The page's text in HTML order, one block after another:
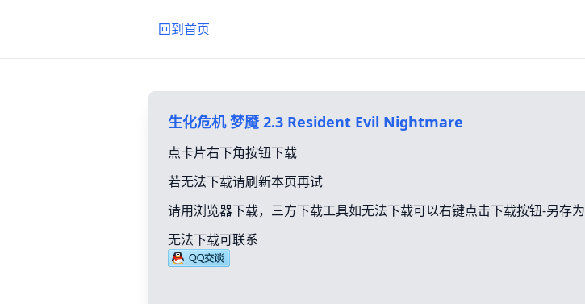
回到首页
生化危机 梦魇 2.3 Resident Evil Nightmare
点卡片右下角按钮下载
若无法下载请刷新本页再试
请用浏览器下载，三方下载工具如无法下载可以右键点击下载按钮-另存为
无法下载可联系